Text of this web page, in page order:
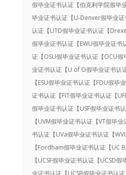
假毕业证书认证【伯克利学院假毕
毕业证书认证【U-Denver假毕业
认证【UTD假毕业证书认证【
假毕业证书认证【EWU假毕业证书
证【OSU假毕业证书认证【OCU
业证书认证【U of O假毕业证书认
【ESU假毕业证书认证【FDU假毕
证书认证【FIT假毕业证书认证【
假毕业证书认证【USF假毕业证书
【UVM假毕业证书认证【VT假毕
书认证【UVa假毕业证书认证【
【Fordham假毕业证书认证【UC
【UCSF假毕业证书认证【UCSD
业证书认证【UCSB假毕业证书认